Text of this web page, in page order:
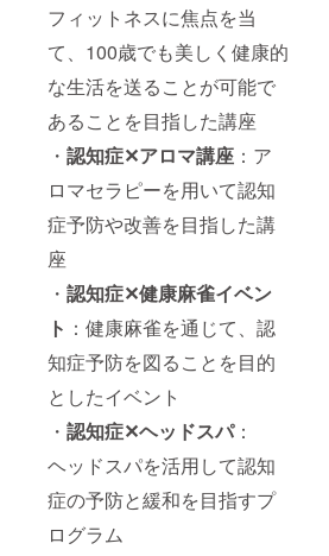
フィットネスに焦点を当
て、100歳でも美しく健康的
な生活を送ることが可能で
あることを目指した講座
・ 認知症✕アロマ講座 ：ア
ロマセラピーを用いて認知
症予防や改善を目指した講
座
・ 認知症✕健康麻雀イベン
ト ：健康麻雀を通じて、認
知症予防を図ることを目的
としたイベント
・ 認知症✕ヘッドスパ：
ヘッドスパを活用して認知
症の予防と緩和を目指すプ
ログラム